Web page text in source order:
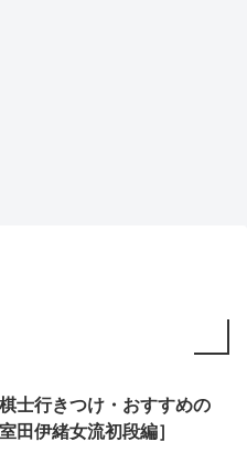
士行きつけ・おすすめの
田伊緒女流初段編］